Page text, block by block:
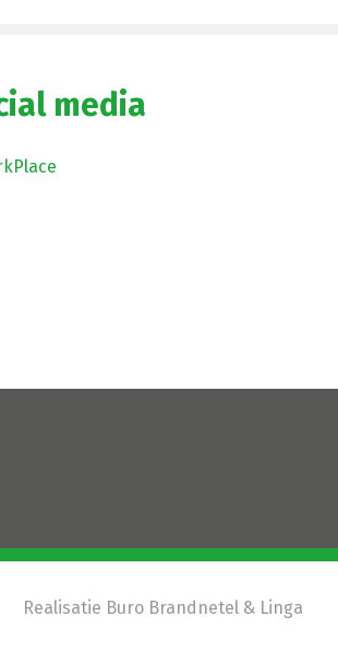
media
Realisatie Buro Brandnetel & Linga